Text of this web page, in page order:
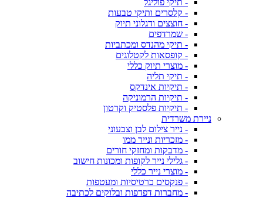
- תיקי פוליגל
- קלסרים ותיקי טבעות
- חוצצים ודגלוני תיוק
- שמרדפים
- תיקי מהנדס ומכתביות
- קופסאות לקטלוגים
- מוצרי תיוק כללי
- תיקי תליה
- תיקיות אינדקס
- תיקיות הרמוניקה
- תיקיות פלסטיק וקרטון
ניירת משרדית
- נייר צילום לבן וצבעוני
- מזכריות ונייר ממו
- מדבקות ומחזקי חורים
- גלילי נייר לקופות ומכונות חישוב
- מוצרי נייר כללי
- פנקסים כרטיסיות ומעטפות
- מחברות דפדפות ובלוקים לכתיבה